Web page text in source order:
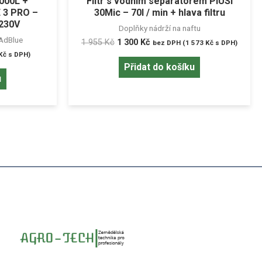
PRO –
s DPH)
30Mic – 70l / min + hlava filtru
Doplňky nádrží na naftu
1 955Kč 1 300 Kč bez DPH (1 573 Kč s DPH)
Přidat do košíku